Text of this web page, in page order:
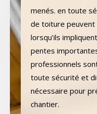
menés. en toute
de toiture
lorsqu’ils
pentes
professionnels
toute sécurité et
nécessaire pour
chantier.